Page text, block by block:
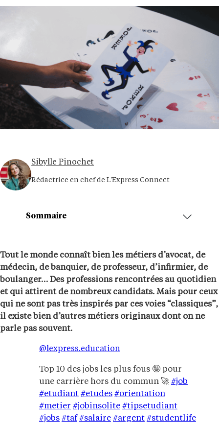
Sibylle Pinochet
Rédactrice en chef de L'Express Connect
Tout le monde connaît bien les métiers d’avocat, de
médecin, de banquier, de professeur, d’infirmier, de
boulanger… Des professions rencontrées au quotidien
et qui attirent de nombreux candidats. Mais pour ceux
qui ne sont pas très inspirés par ces voies “classiques”,
il existe bien d’autres métiers originaux dont on ne
parle pas souvent.
@lexpress.education
Top 10 des jobs les plus fous 🤪 pour
une carrière hors du commun 🚀 #job
#etudiant #etudes #orientation
#metier #jobinsolite #tipsetudiant
#jobs #taf #salaire #argent #studentlife
Sommaire